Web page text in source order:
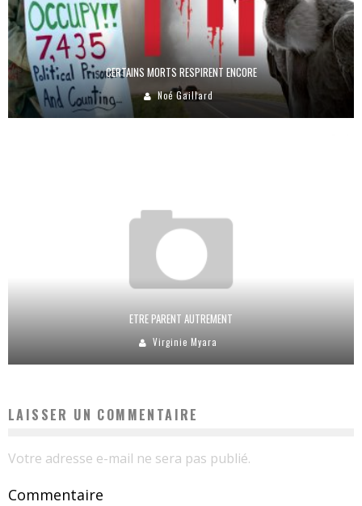
CERTAINS MORTS RESPIRENT ENCORE
Noé Gaillard
ETRE PARENT AUTREMENT
Virginie Myara
LAISSER UN COMMENTAIRE
Votre adresse e-mail ne sera pas publié.
Commentaire